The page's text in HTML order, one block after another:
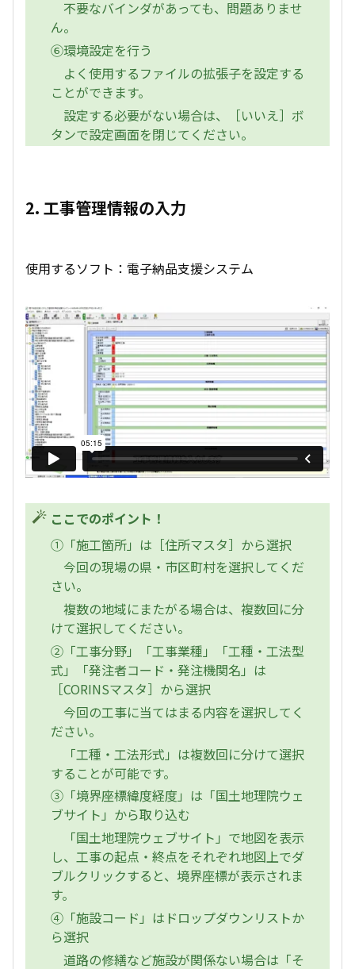
不要なバインダがあっても、問題ありませ
ん。
⑥環境設定を行う
よく使用するファイルの拡張子を設定する
ことができます。
設定する必要がない場合は、［いいえ］ボ
タンで設定画面を閉じてください。
2. 工事管理情報の入力
使用するソフト：電子納品支援システム
ここでのポイント！
①「施工箇所」は［住所マスタ］から選択
今回の現場の県・市区町村を選択してくだ
さい。
複数の地域にまたがる場合は、複数回に分
けて選択してください。
②「工事分野」「工事業種」「工種・工法型
式」「発注者コード・発注機関名」は
［CORINSマスタ］から選択
今回の工事に当てはまる内容を選択してく
ださい。
「工種・工法形式」は複数回に分けて選択
することが可能です。
③「境界座標緯度経度」は「国土地理院ウェ
ブサイト」から取り込む
「国土地理院ウェブサイト」で地図を表示
し、工事の起点・終点をそれぞれ地図上でダ
ブルクリックすると、境界座標が表示されま
す。
④「施設コード」はドロップダウンリストか
ら選択
道路の修繕など施設が関係ない場合は「そ